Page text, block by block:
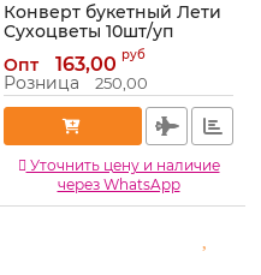
Конверт букетный Лети
Сухоцветы 10шт/уп
Артикул: 9670631
Опт 163,00 руб
Розница 250,00
Уточнить цену и наличие
через WhatsApp